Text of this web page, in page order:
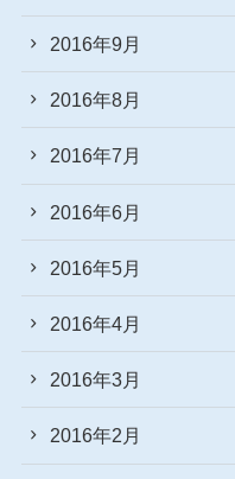
2016年9月
2016年8月
2016年7月
2016年6月
2016年5月
2016年4月
2016年3月
2016年2月